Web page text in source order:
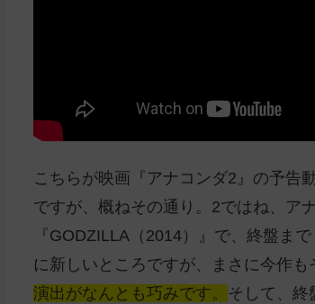
こちらが映画『アナコンダ2』の予告動
ですが、概ねその通り。2ではね、ア
『GODZILLA（2014）』で、終盤ま
に新しいところですが、まさに今作も
演出がなんとも巧みです。
そして、終